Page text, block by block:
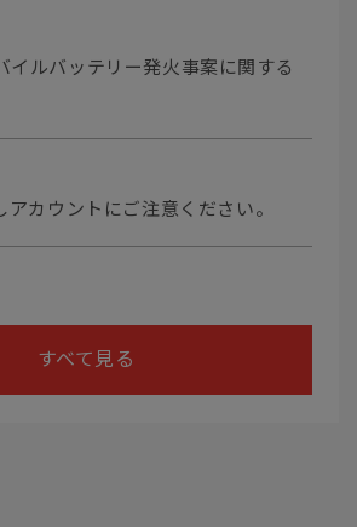
イルバッテリー発火事案に関する
アカウントにご注意ください。
すべて見る